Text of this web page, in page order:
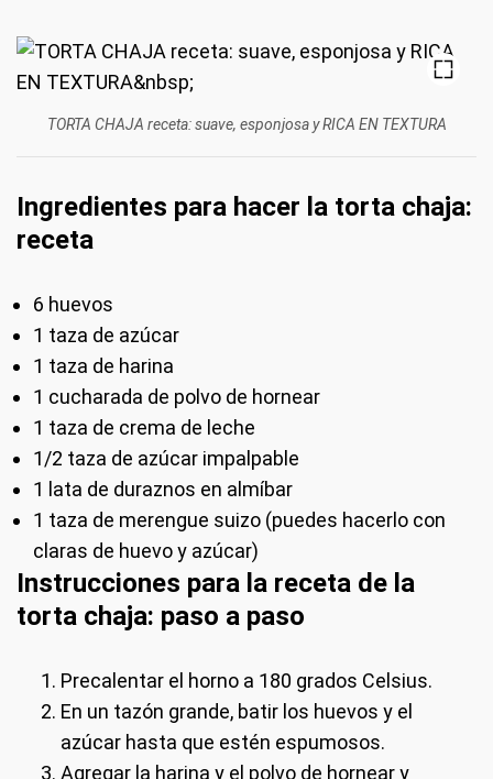
TORTA CHAJA receta: suave, esponjosa y RICA EN TEXTURA
Ingredientes para hacer la torta chaja:
receta
6 huevos
1 taza de azúcar
1 taza de harina
1 cucharada de polvo de hornear
1 taza de crema de leche
1/2 taza de azúcar impalpable
1 lata de duraznos en almíbar
1 taza de merengue suizo (puedes hacerlo con
claras de huevo y azúcar)
Instrucciones para la receta de la
torta chaja: paso a paso
Precalentar el horno a 180 grados Celsius.
En un tazón grande, batir los huevos y el
azúcar hasta que estén espumosos.
Agregar la harina y el polvo de hornear y